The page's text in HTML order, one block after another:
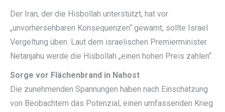
Der Iran, der die Hisbollah unterstützt, hat vor
„unvorhersehbaren Konsequenzen“ gewarnt, sollte Israel
Vergeltung üben. Laut dem israelischen Premierminister
Netanjahu werde die Hisbollah „einen hohen Preis zahlen“.
Sorge vor Flächenbrand in Nahost
Die zunehmenden Spannungen haben nach Einschätzung
von Beobachtern das Potenzial, einen umfassenden Krieg